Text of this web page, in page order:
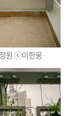
원 ⓒ이한웅